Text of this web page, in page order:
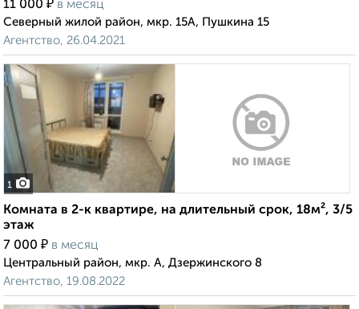
11 000 ₽ в месяц
Северный жилой район, мкр. 15А, Пушкина 15
Агентство, 26.04.2021
1
Комната в 2-к квартире, на длительный срок, 18м², 3/5
этаж
7 000 ₽ в месяц
Центральный район, мкр. А, Дзержинского 8
Агентство, 19.08.2022